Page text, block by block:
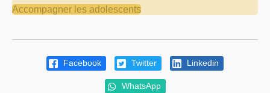
Accompagner les adolescents
Facebook Twitter Linkedin
WhatsApp